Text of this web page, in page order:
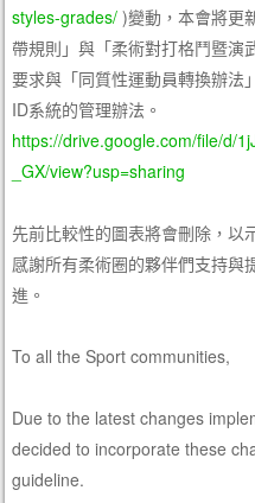
styles-grades/ )變動，本會將更
帶規則」與「柔術對打格鬥暨演
要求與「同質性運動員轉換辦法
ID系統的管理辦法。
https://drive.google.com/file/d/
_GX/view?usp=sharing
先前比較性的圖表將會刪除，以
感謝所有柔術圈的夥伴們支持與
進。
To all the Sport communities,
Due to the latest changes
decided to incorporate these
guideline.